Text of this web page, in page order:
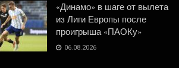
«Динамо» в шаге от вылета
из Лиги Европы после
проигрыша «ПАОКу»
06.08.2026